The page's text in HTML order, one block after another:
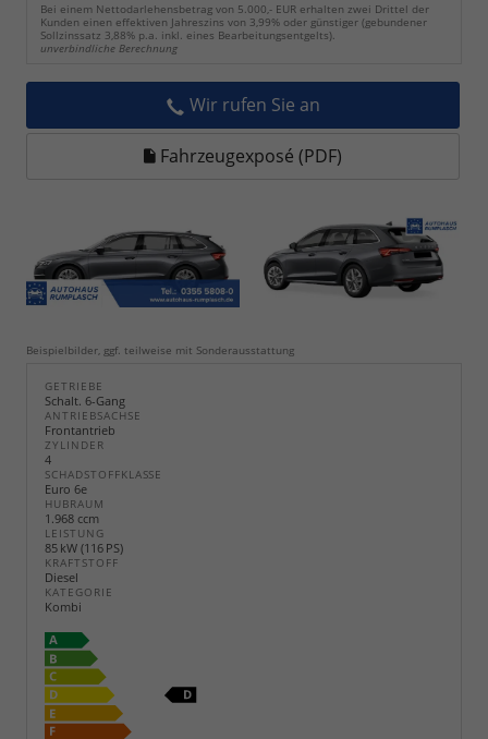
Bei einem Nettodarlehensbetrag von 5.000,- EUR erhalten zwei Drittel der
Kunden einen effektiven Jahreszins von 3,99% oder günstiger (gebundener
Sollzinssatz 3,88% p.a. inkl. eines Bearbeitungsentgelts).
unverbindliche Berechnung
Wir rufen Sie an
Fahrzeugexposé (PDF)
Beispielbilder, ggf. teilweise mit Sonderausstattung
GETRIEBE
Schalt. 6-Gang
ANTRIEBSACHSE
Frontantrieb
ZYLINDER
4
SCHADSTOFFKLASSE
Euro 6e
HUBRAUM
1.968 ccm
LEISTUNG
85 kW (116 PS)
KRAFTSTOFF
Diesel
KATEGORIE
Kombi